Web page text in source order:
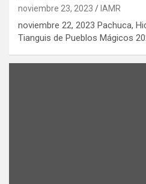
noviembre 23, 2023 IAMR
noviembre 22, 2023 Pachuca,
Tianguis de Pueblos Mágicos